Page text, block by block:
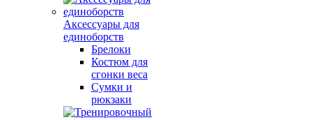
Аксессуары для
единоборств
Брелоки
Костюм для
сгонки веса
Сумки и
рюкзаки